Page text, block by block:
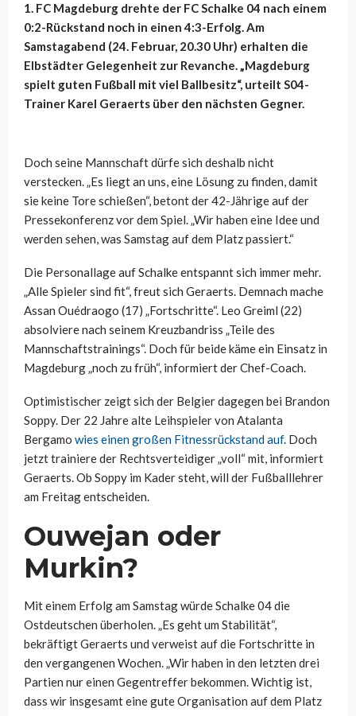
1. FC Magdeburg drehte der FC Schalke 04 nach einem
0:2-Rückstand noch in einen 4:3-Erfolg. Am
Samstagabend (24. Februar, 20.30 Uhr) erhalten die
Elbstädter Gelegenheit zur Revanche. „Magdeburg
spielt guten Fußball mit viel Ballbesitz“, urteilt S04-
Trainer Karel Geraerts über den nächsten Gegner.
Doch seine Mannschaft dürfe sich deshalb nicht
verstecken. „Es liegt an uns, eine Lösung zu finden, damit
sie keine Tore schießen“, betont der 42-Jährige auf der
Pressekonferenz vor dem Spiel. „Wir haben eine Idee und
werden sehen, was Samstag auf dem Platz passiert.“
Die Personallage auf Schalke entspannt sich immer mehr.
„Alle Spieler sind fit“, freut sich Geraerts. Demnach mache
Assan Ouédraogo (17) „Fortschritte“. Leo Greiml (22)
absolviere nach seinem Kreuzbandriss „Teile des
Mannschaftstrainings“. Doch für beide käme ein Einsatz in
Magdeburg „noch zu früh“, informiert der Chef-Coach.
Optimistischer zeigt sich der Belgier dagegen bei Brandon
Soppy. Der 22 Jahre alte Leihspieler von Atalanta
Bergamo wies einen großen Fitnessrückstand auf. Doch
jetzt trainiere der Rechtsverteidiger „voll“ mit, informiert
Geraerts. Ob Soppy im Kader steht, will der Fußballlehrer
am Freitag entscheiden.
Ouwejan oder
Murkin?
Mit einem Erfolg am Samstag würde Schalke 04 die
Ostdeutschen überholen. „Es geht um Stabilität“,
bekräftigt Geraerts und verweist auf die Fortschritte in
den vergangenen Wochen. „Wir haben in den letzten drei
Partien nur einen Gegentreffer bekommen. Wichtig ist,
dass wir insgesamt eine gute Organisation auf dem Platz